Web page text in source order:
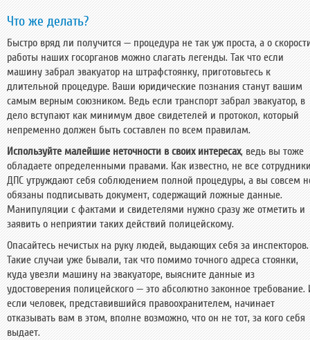
Что же делать?
Быстро вряд ли получится — процедура не так уж проста, а о
работы наших госорганов можно слагать легенды. Так что если
машину забрал эвакуатор на штрафстоянку, приготовьтесь к
длительной процедуре. Ваши юридические познания станут вашим
самым верным союзником. Ведь если транспорт забрал эвакуатор, в
дело вступают как минимум двое свидетелей и протокол, который
непременно должен быть составлен по всем правилам.
Используйте малейшие неточности в своих интересах, ведь вы тоже
обладаете определенными правами. Как известно, не все
ДПС утруждают себя соблюдением полной процедуры, а вы совсем
обязаны подписывать документ, содержащий ложные данные.
Манипуляции с фактами и свидетелями нужно сразу же отметить и
заявить о неприятии таких действий полицейскому.
Опасайтесь нечистых на руку людей, выдающих себя за инспекторов.
Такие случаи уже бывали, так что помимо точного адреса стоянки,
куда увезли машину на эвакуаторе, выясните данные из
удостоверения полицейского — это абсолютно законное требование.
если человек, представившийся правоохранителем, начинает
отказывать вам в этом, вполне возможно, что он не тот, за кого себя
выдает.